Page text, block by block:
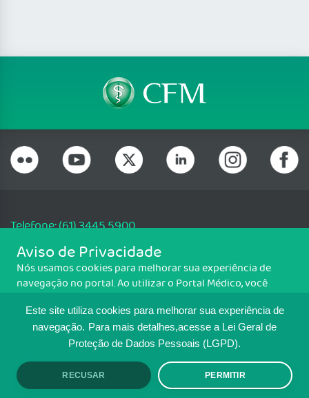
Este site utiliza cookies para melhorar sua experiência de
navegação. Para mais detalhes,acesse a Lei Geral de
Proteção de Dados Pessoais (LGPD).
RECUSAR PERMITIR
Telefone: (61) 3445 5900
Email: cfm@portalmedico.org.br
SGAS 616, Conjunto D, Lote 115, L2 Sul, Brasília/DF - CEP: 70200-760 -
CNPJ: 33.583.550/0001-30
MAPA DO SITE
TRANSPARÊNCIA E PRESTAÇÃO DE
CONTAS
Aviso de Privacidade
Nós usamos cookies para melhorar sua experiência de
navegação no portal. Ao utilizar o Portal Médico, você
Para ter mais informações sobre como isso é feito, acesse
Política de cookies. Se você concorda, clique em ACEITO.
ACEITO